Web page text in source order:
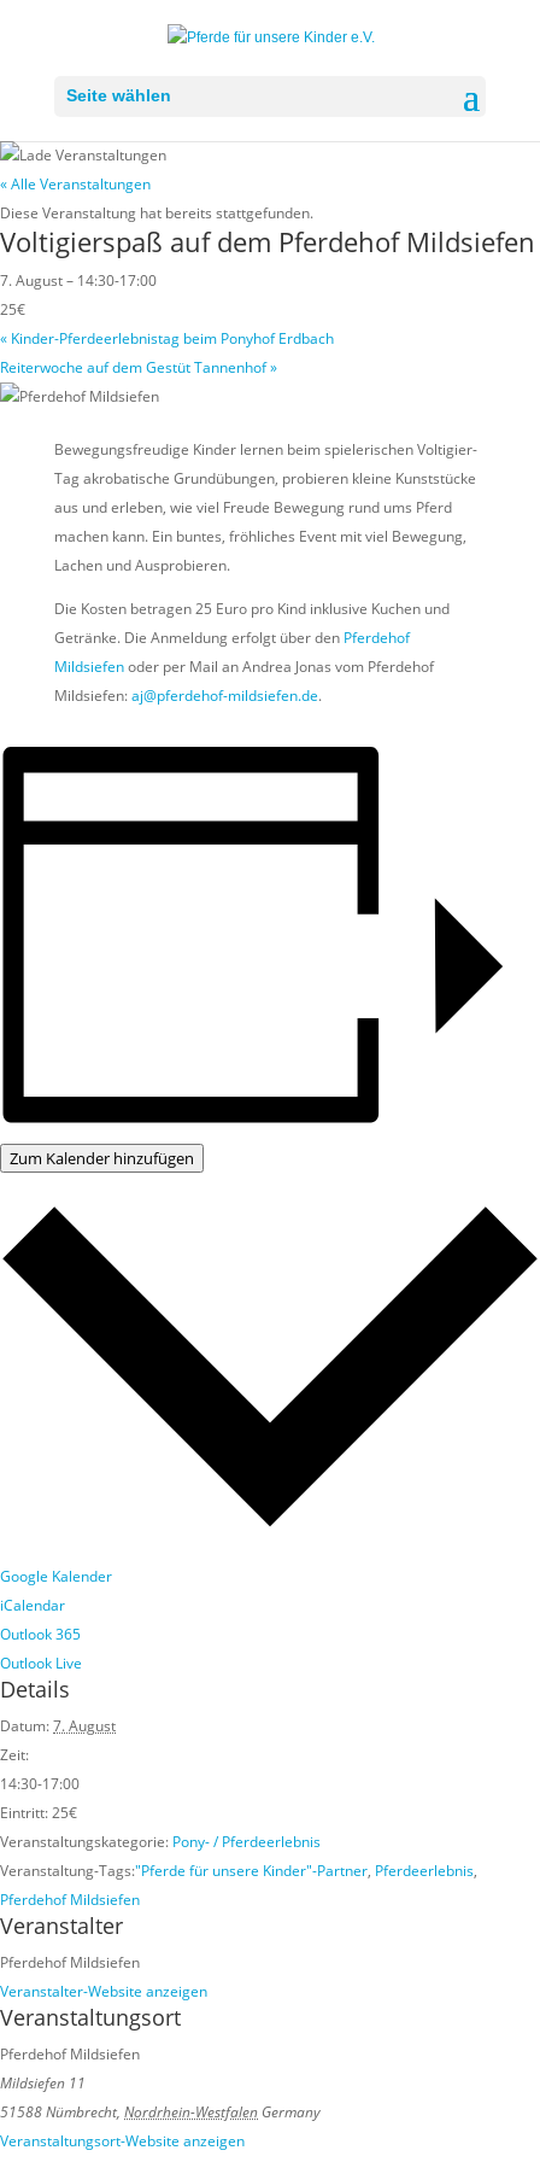
Seite wählen
« Alle Veranstaltungen
Diese Veranstaltung hat bereits stattgefunden.
Voltigierspaß auf dem Pferdehof Mildsiefen
7. August – 14:30-17:00
25€
« Kinder-Pferdeerlebnistag beim Ponyhof Erdbach
Reiterwoche auf dem Gestüt Tannenhof»
Bewegungsfreudige Kinder lernen beim spielerischen Voltigier-
Tag akrobatische Grundübungen, probieren kleine Kunststücke
aus und erleben, wie viel Freude Bewegung rund ums Pferd
machen kann. Ein buntes, fröhliches Event mit viel Bewegung,
Lachen und Ausprobieren.
Die Kosten betragen 25 Euro pro Kind inklusive Kuchen und
Getränke. Die Anmeldung erfolgt über den Pferdehof
Mildsiefenoder per Mail an Andrea Jonas vom Pferdehof
Mildsiefen:aj@pferdehof-mildsiefen.de.
Zum Kalender hinzufügen
Google Kalender
iCalendar
Outlook 365
Outlook Live
Details
Datum:7. August
Zeit:
14:30-17:00
Eintritt:25€
Veranstaltungskategorie: Pony- / Pferdeerlebnis
Veranstaltung-Tags:"Pferde für unsere Kinder"-Partner, Pferdeerlebnis,
Pferdehof Mildsiefen
Veranstalter
Pferdehof Mildsiefen
Veranstalter-Website anzeigen
Veranstaltungsort
Pferdehof Mildsiefen
Mildsiefen 11
51588 Nümbrecht, Nordrhein-Westfalen Germany
Veranstaltungsort-Website anzeigen